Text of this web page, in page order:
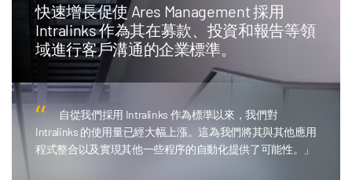
快速增長促使 Ares Management 採用
Intralinks 作為其在募款、投資和報告等領
域進行客戶溝通的企業標準。
自從我們採用 Intralinks 作為標準以來，我們對
Intralinks 的使用量已經大幅上漲。這為我們將其與其他應用
程式整合以及實現其他一些程序的自動化提供了可能性。」